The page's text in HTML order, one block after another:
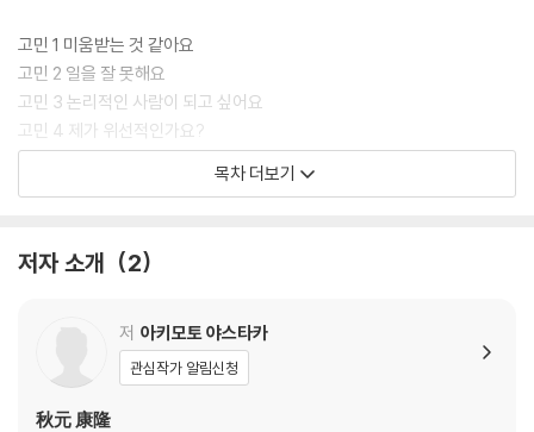
고민 1 미움받는 것 같아요
고민 2 일을 잘 못해요
고민 3 논리적인 사람이 되고 싶어요
고민 4 제가 위선적인가요?
고민 5 욕심이 많은 제 자신이 싫어요
고민 6 더 자유롭게 살고 싶어요
고민 9 다른 사람과 저를 자꾸 비교하고 질투해요
고민 11 배우자에게 불만이 있어요
고민 12 정직하면 손해를 보는 것 같아요
고민 13 학문의 쓸모와 의미는 무엇인가요?
고민 14 비판을 즐기는 사람은 피하고 싶어요
목차 더보기
저자 소개 2
저 아키모토 야스타카
관심작가 알림신청
秋元 康隆